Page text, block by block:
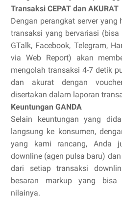
Transaksi CEPAT dan AKURAT
Dengan perangkat server
transaksi yang bervariasi (bisa
GTalk, Facebook, Telegram,
via Web Report) akan
mengolah transaksi 4-7 detik
dan akurat dengan
disertakan dalam laporan
Keuntungan GANDA
Selain keuntungan yang
langsung ke konsumen,
yang kami rancang, Anda
downline (agen pulsa baru)
dari setiap transaksi
besaran markup yang bisa
nilainya.